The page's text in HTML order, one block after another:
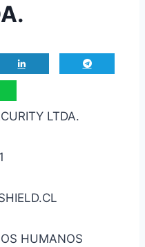
LTDA.
HUMANOS